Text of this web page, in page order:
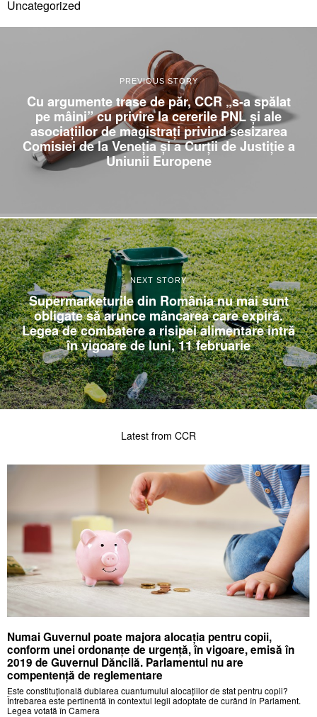
Uncategorized
PREVIOUS STORY
Cu argumente trase de păr, CCR „s-a spălat
pe mâini” cu privire la cererile PNL și ale
asociațiilor de magistrați privind sesizarea
Comisiei de la Veneția și a Curții de Justiție a
Uniunii Europene
NEXT STORY
Supermarketurile din România nu mai sunt
obligate să arunce mâncarea care expiră.
Legea de combatere a risipei alimentare intră
în vigoare de luni, 11 februarie
Latest from CCR
Numai Guvernul poate majora alocația pentru copii,
conform unei ordonanțe de urgență, în vigoare, emisă în
2019 de Guvernul Dăncilă. Parlamentul nu are
compentență de reglementare
Este constituțională dublarea cuantumului alocațiilor de stat pentru copii?
Întrebarea este pertinentă în contextul legii adoptate de curând în Parlament.
Legea votată în Camera